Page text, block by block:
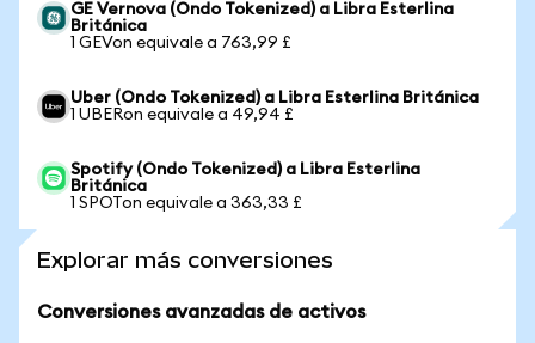
GE Vernova (Ondo Tokenized) a Libra Esterlina
Británica
1 GEVon equivale a 763,99 £
Uber (Ondo Tokenized) a Libra Esterlina Británica
1 UBERon equivale a 49,94 £
Spotify (Ondo Tokenized) a Libra Esterlina
Británica
1 SPOTon equivale a 363,33 £
Explorar más conversiones
Conversiones avanzadas de activos